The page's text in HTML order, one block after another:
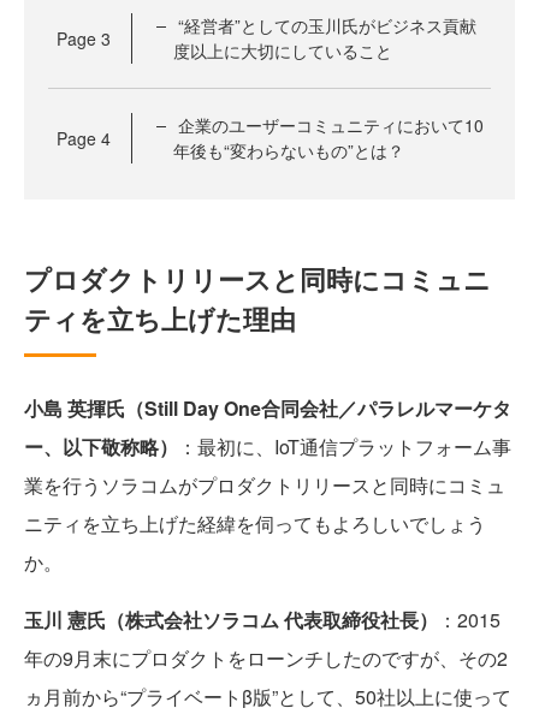
Page 3
“経営者”としての玉川氏がビジネス貢献
度以上に大切にしていること
Page 4
企業のユーザーコミュニティにおいて10
年後も“変わらないもの”とは？
プロダクトリリースと同時にコミュニ
ティを立ち上げた理由
小島 英揮氏（Still Day One合同会社／パラレルマーケタ
ー、以下敬称略）
：最初に、IoT通信プラットフォーム事
業を行うソラコムがプロダクトリリースと同時にコミュ
ニティを立ち上げた経緯を伺ってもよろしいでしょう
か。
玉川 憲氏（株式会社ソラコム 代表取締役社長）
：2015
年の9月末にプロダクトをローンチしたのですが、その2
ヵ月前から“プライベートβ版”として、50社以上に使って